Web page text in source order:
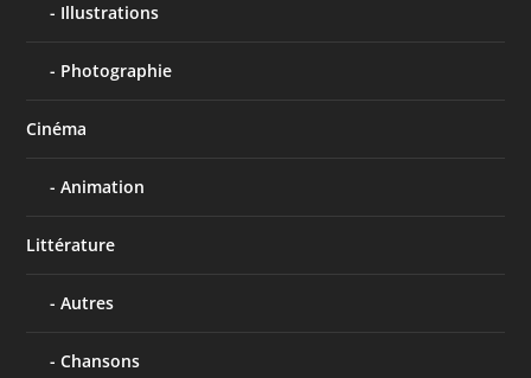
Illustrations
Photographie
Cinéma
Animation
Littérature
Autres
Chansons